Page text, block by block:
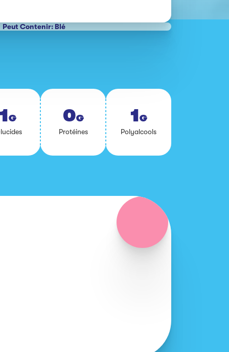
Peut Contenir: Blé
1G 0G
Pro­téines
1G
Po­ly­al­cools